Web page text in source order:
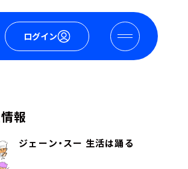
ログイン
報
ジェーン・スー 生活は踊る